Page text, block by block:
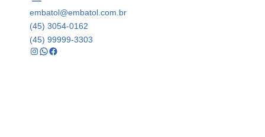
embatol@embatol.com.br
(45) 3054-0162
(45) 99999-3303
Instagram WhatsApp Facebook